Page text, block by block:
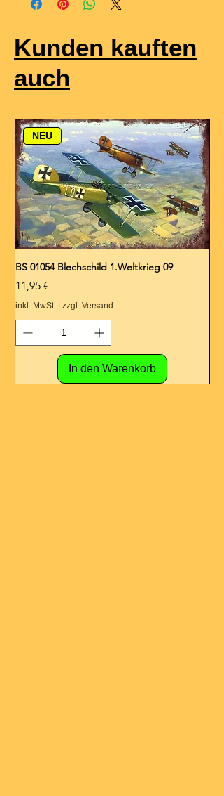
Kunden kauften
auch
NEU
BS 01054 Blechschild 1.Weltkrieg 09
Preis
11,95 €
inkl. MwSt. zzgl. Versand
In den Warenkorb